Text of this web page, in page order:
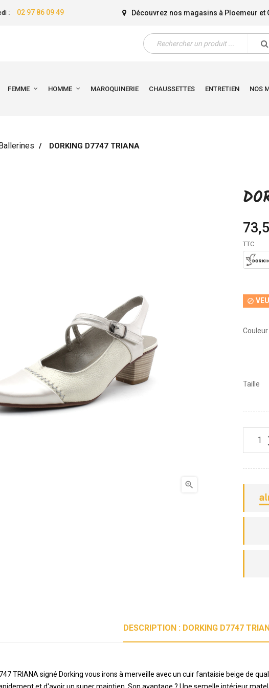
: 02 97 86 09 49 Découvrez nos magasins à Ploemeur et
FEMME HOMME MAROQUINERIE CHAUSSETTES ENTRETIEN NOS
DORKING D7747 TRIANA

TTC

Couleur
Taille
DESCRIPTION : DORKING D7747
TRIANA signé Dorking vous irons à merveille avec un cuir fantaisie beige de
et d'avoir un super maintien. Son avantage ? Une semelle intérieur